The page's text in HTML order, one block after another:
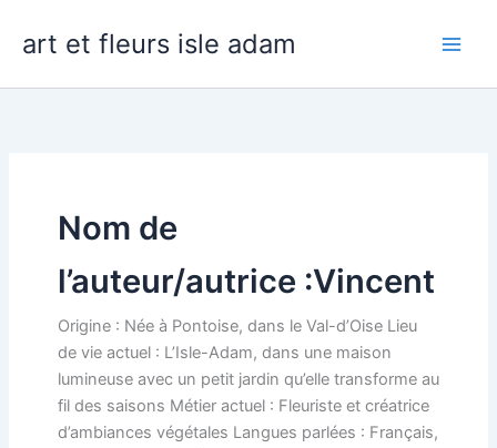
art et fleurs isle adam
Nom de
l’auteur/autrice :Vincent
Origine : Née à Pontoise, dans le Val-d’Oise Lieu
de vie actuel : L’Isle-Adam, dans une maison
lumineuse avec un petit jardin qu’elle transforme au
fil des saisons Métier actuel : Fleuriste et créatrice
d’ambiances végétales Langues parlées : Français,